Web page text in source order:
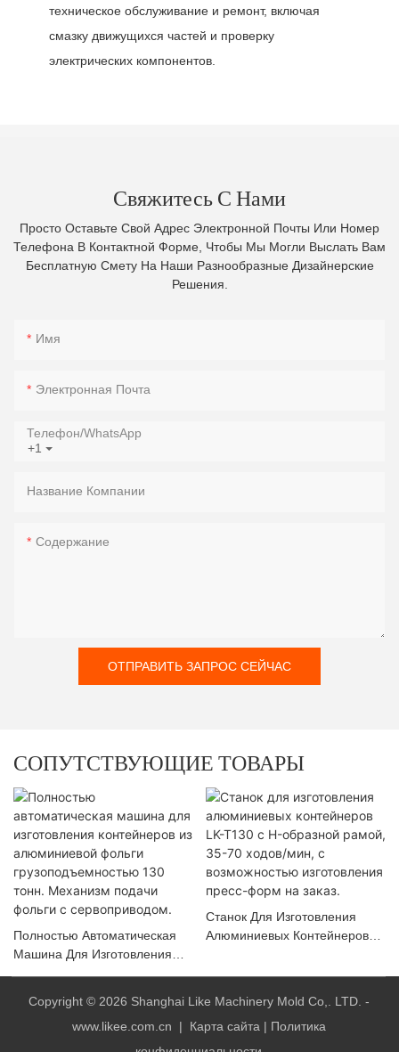
техническое обслуживание и ремонт, включая
смазку движущихся частей и проверку
электрических компонентов.
Свяжитесь С Нами
Просто Оставьте Свой Адрес Электронной Почты Или Номер
Телефона В Контактной Форме, Чтобы Мы Могли Выслать Вам
Бесплатную Смету На Наши Разнообразные Дизайнерские
Решения.
Имя
Электронная Почта
+1
Телефон/WhatsApp
Название Компании
Содержание
ОТПРАВИТЬ ЗАПРОС СЕЙЧАС
СОПУТСТВУЮЩИЕ ТОВАРЫ
Полностью Автоматическая
Машина Для Изготовления
Контейнеров Из Алюминиевой
130 Тонн. Механизм Подачи
Фольги С Сервоприводом.
Станок Для Изготовления
Алюминиевых Контейнеров
Рамой, 35-70 Ходов/мин, С
Пресс-Форм На Заказ.
Copyright © 2026 Shanghai Like Machinery Mold Co,. LTD. -
www.likee.com.cn
| Карта сайта | Политика